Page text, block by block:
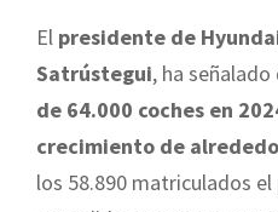
El presidente de
Satrústegui, ha señalado
de 64.000 coches en
crecimiento de
los 58.890 matriculados